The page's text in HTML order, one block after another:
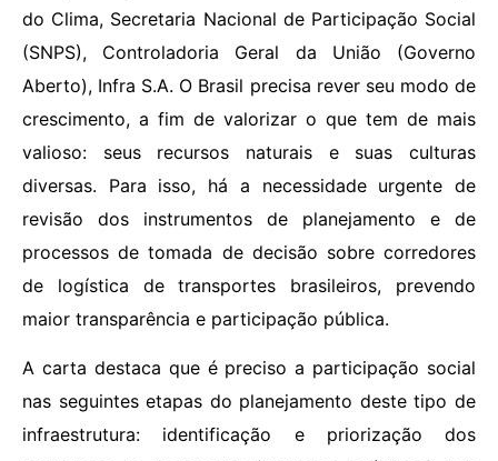
do Clima, Secretaria Nacional de Participação Social
(SNPS), Controladoria Geral da União (Governo
Aberto), Infra S.A. O Brasil precisa rever seu modo de
crescimento, a fim de valorizar o que tem de mais
valioso: seus recursos naturais e suas culturas
diversas. Para isso, há a necessidade urgente de
revisão dos instrumentos de planejamento e de
processos de tomada de decisão sobre corredores
de logística de transportes brasileiros, prevendo
maior transparência e participação pública.
A carta destaca que é preciso a participação social
nas seguintes etapas do planejamento deste tipo de
infraestrutura: identificação e priorização dos